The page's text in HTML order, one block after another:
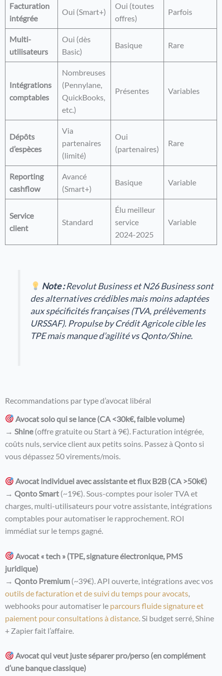
Facturation
intégrée
Oui (Smart+)
Oui (toutes
offres)
Parfois
Multi-
utilisateurs
Oui (dès
Basic)
Basique Rare
Intégrations
comptables
Nombreuses
(Pennylane,
QuickBooks,
etc.)
Présentes Variables
Dépôts
d’espèces
Via
partenaires
(limité)
Oui
(partenaires)
Rare
Reporting
cashflow
Avancé
(Smart+)
Basique Variable
Service
client
Standard
Élu meilleur
service
2024-2025
Variable
Note :Revolut Business et N26 Business sont
des alternatives crédibles mais moins adaptées
aux spécificités françaises (TVA, prélèvements
URSSAF). Propulse by Crédit Agricole cible les
TPE mais manque d’agilité vs Qonto/Shine.
Recommandations par type d’avocat libéral
Avocat solo qui se lance (CA <30k€, faible volume)
→ Shine(offre gratuite ou Start à 9€). Facturation intégrée,
coûts nuls, service client aux petits soins. Passez à Qonto si
vous dépassez 50 virements/mois.
Avocat individuel avec assistante et flux B2B (CA >50k€)
→ Qonto Smart (~19€). Sous-comptes pour isoler TVA et
charges, multi-utilisateurs pour votre assistante, intégrations
comptables pour automatiser le rapprochement. ROI
immédiat sur le temps gagné.
Avocat « tech » (TPE, signature électronique, PMS
juridique)
→ Qonto Premium (~39€). API ouverte, intégrations avec vos
outils de facturation et de suivi du temps pour avocats,
webhooks pour automatiser le parcours fluide signature et
paiement pour consultations à distance. Si budget serré, Shine
+ Zapier fait l’affaire.
Avocat qui veut juste séparer pro/perso (en complément
d’une banque classique)